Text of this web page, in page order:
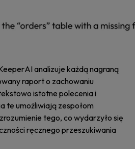
analizuje każdą nagraną
raport o zachowaniu
istotne polecenia i
te umożliwiają zespołom
tego, co wydarzyło się
ręcznego przeszukiwania